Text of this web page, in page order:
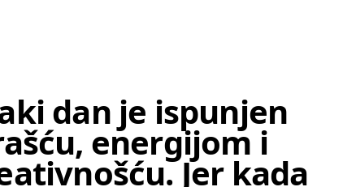
dan je ispunjen
energijom i
Jer kada